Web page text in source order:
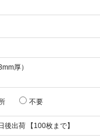
厚）
不要
後出荷 【100枚まで】